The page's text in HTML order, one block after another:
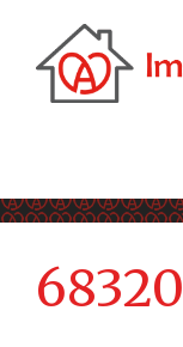
contenu
68320